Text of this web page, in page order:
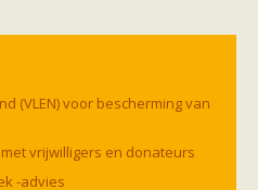
(VLEN) voor bescherming van
vrijwilligers en donateurs
-advies